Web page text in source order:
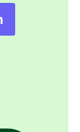
öffnen